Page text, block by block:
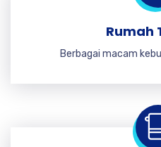
Rumah
Berbagai macam